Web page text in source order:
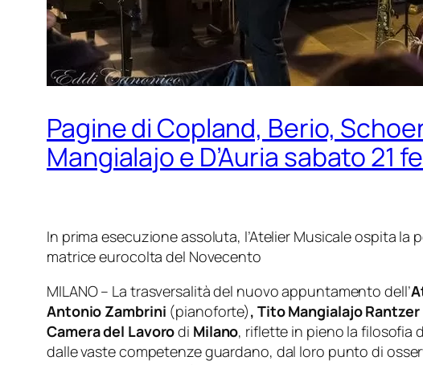
Pagine di Copland, Berio,
Mangialajo e D’Auria sabato 21
In prima esecuzione assoluta, l’Atelier Musicale ospita la
matrice eurocolta del Novecento
MILANO – La trasversalità del nuovo appuntamento dell’
Antonio Zambrini (pianoforte), Tito Mangialajo Rantzer
Camera del Lavorodi Milano, riflette in pieno la filosofia
dalle vaste competenze guardano, dal loro punto di